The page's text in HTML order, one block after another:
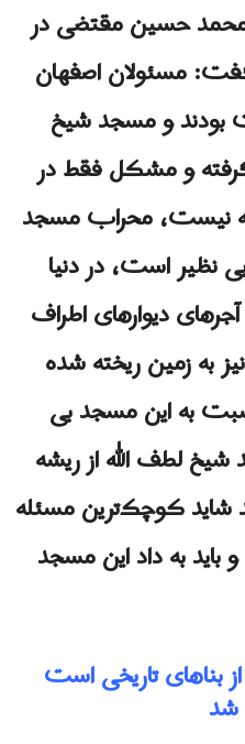
حسین مقتضی در
مسئولان اصفهان
و مسجد شیخ
و مشکل فقط در
نیست، محراب مسجد
نظیر است، در دنیا
دیوارهای اطراف
به زمین ریخته شده
به این مسجد بی
لطف الله از ریشه
شاید کوچک‌ترین مسئله
به داد این مسجد
بناهای تاریخی است
شد